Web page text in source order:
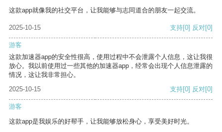
这款app就像我的社交平台，让我能够与志同道合的朋友一起交流。
2025-10-15 支持[0] 反对[0]
游客
这款加速器app的安全性很高，使用过程中不会泄露个人信息，这让我很
放心。我以前使用过一些其他的加速器app，经常会出现个人信息泄露的
情况，这让我非常担心。
2025-10-15
支持[0] 反对[0]
游客
这款app是我娱乐的好帮手，让我能够放松身心，享受美好时光。